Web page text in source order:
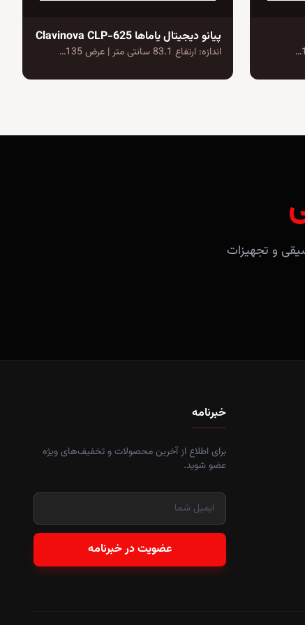
پیانو دیجیتال یاماها Clavinova CLP-625
اندازه: ارتفاع 83.1 سانتی متر | عرض 135…
موسیقی و تجهیزات
خبرنامه
برای اطلاع از آخرین محصولات و تخفیف‌های ویژه
عضو شوید.
عضویت در خبرنامه